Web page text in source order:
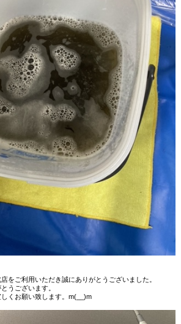
をご利用いただき誠にありがとうございました。
うございます。
くお願い致します。m(__)m